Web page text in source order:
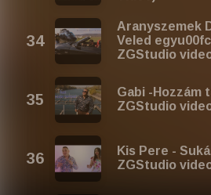
Aranyszemek
Veled
ZGStudio video
Gabi -Hozzám
ZGStudio video
Kis Pere -
ZGStudio video